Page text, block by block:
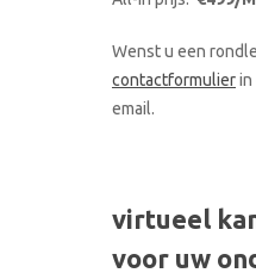
Wenst u een
contactformulierin
email.
virtueel
voor uw